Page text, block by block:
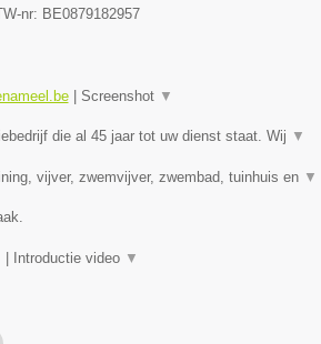
nr: BE0879182957
| Screenshot ▼
die al 45 jaar tot uw dienst staat. Wij ▼
vijver, zwemvijver, zwembad, tuinhuis en ▼
Introductie video ▼